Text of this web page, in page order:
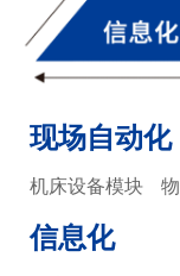
现场自动化
机床设备模块
信息化